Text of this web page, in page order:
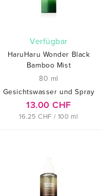
verfügbar
HaruHaru Wonder Black
Bamboo Mist
80 ml
Gesichtswasser und Spray
13.00 CHF
16.25 CHF / 100 ml